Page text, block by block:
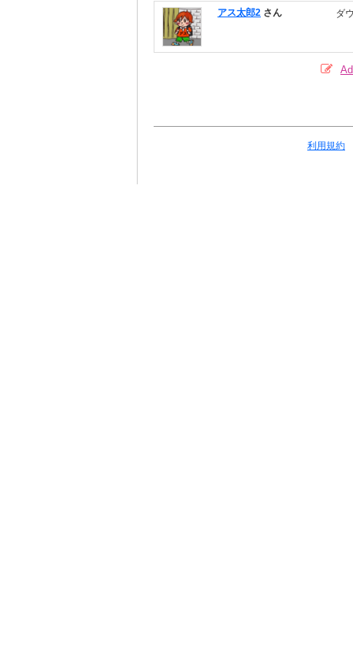
アス太郎2 さん ダ
利用規約